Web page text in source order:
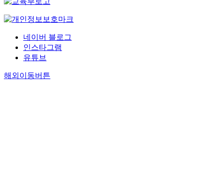
네이버 블로그
인스타그램
유튜브
해외이동버튼